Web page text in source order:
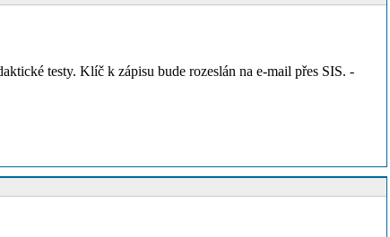
testy. Klíč k zápisu bude rozeslán na e-mail přes SIS. -